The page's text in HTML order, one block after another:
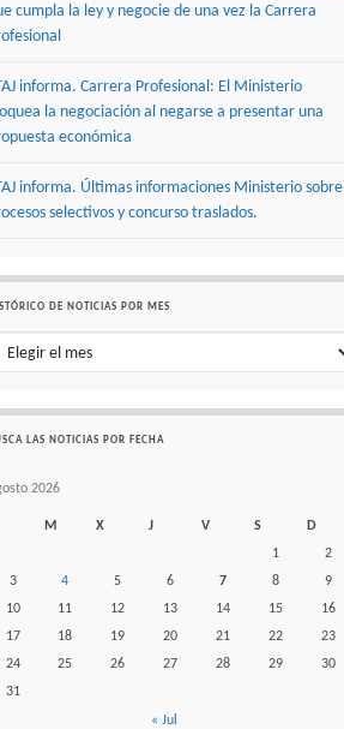
cumpla la ley y negocie de una vez la Carrera
informa. Carrera Profesional: El Ministerio
la negociación al negarse a presentar una
económica
informa. Últimas informaciones Ministerio sobre
selectivos y concurso traslados.
DE NOTICIAS POR MES
de noticias por mes
LAS NOTICIAS POR FECHA
2026
M X J V S
D
1
2
3
4 5 6 7 8
9
10
11 12 13 14 15
16
17
18 19 20 21 22
23
24
25 26 27 28 29
30
31
« Jul